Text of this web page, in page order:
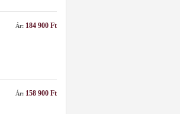
Ár: 184 900 Ft
Ár: 158 900 Ft